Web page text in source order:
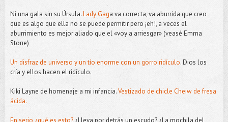
Ni una gala sin su Úrsula.Lady Gaga va correcta, va aburrida que creo
que es algo que ella no se puede permitir pero ¡eh!, a veces el
aburrimiento es mejor aliado que el «voy a arriesgar» (veasé Emma
Stone)
Un disfraz de universo y un tío enorme con un gorro ridículo. Dios los
cría y ellos hacen el ridículo.
Kiki Layne de homenaje a mi infancia.Vestizado de chicle Cheiw de fresa
ácida.
En serio ¿qué es esto? ¿Lleva por detrás un escudo? ¿La mochila del